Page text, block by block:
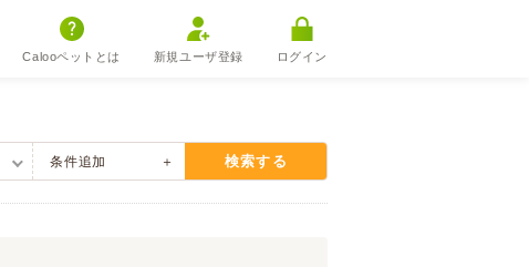
Calooペットとは 新規ユーザ登録 ログイン
条件追加 検索する